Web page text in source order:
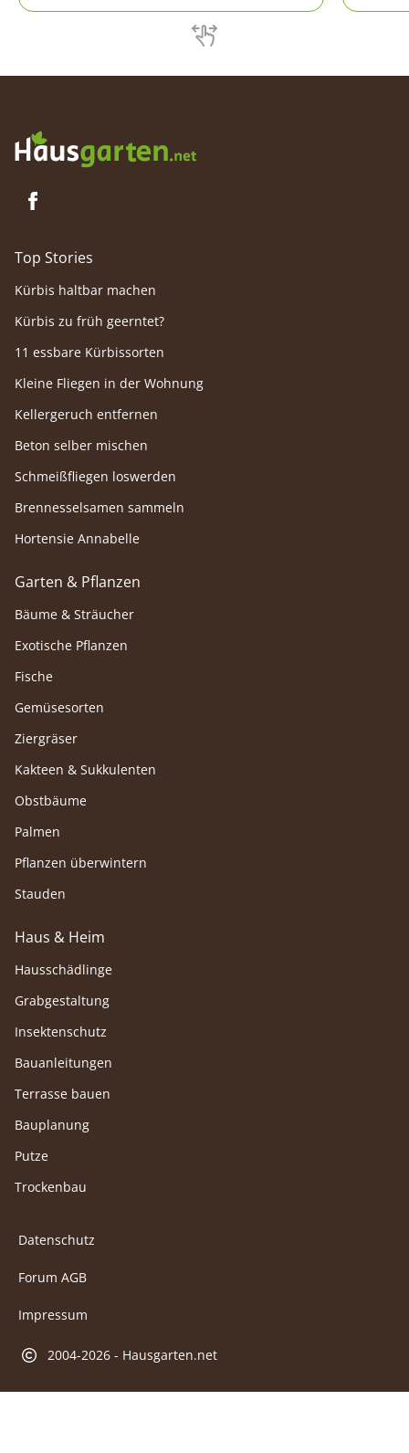
Top Stories
Kürbis haltbar machen
Kürbis zu früh geerntet?
11 essbare Kürbissorten
Kleine Fliegen in der Wohnung
Kellergeruch entfernen
Beton selber mischen
Schmeißfliegen loswerden
Brennesselsamen sammeln
Hortensie Annabelle
Garten & Pflanzen
Bäume & Sträucher
Exotische Pflanzen
Fische
Gemüsesorten
Ziergräser
Kakteen & Sukkulenten
Obstbäume
Palmen
Pflanzen überwintern
Stauden
Haus & Heim
Hausschädlinge
Grabgestaltung
Insektenschutz
Bauanleitungen
Terrasse bauen
Bauplanung
Putze
Trockenbau
Datenschutz
Forum AGB
Impressum
2004-2026 - Hausgarten.net